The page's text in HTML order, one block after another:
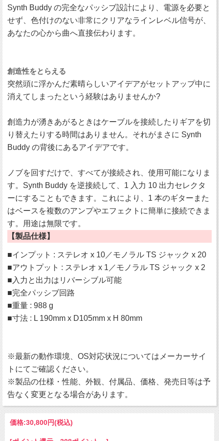
Synth Buddy の完全なパッシブ設計により、電源を必要と
せず、色付けのない非常にクリアなラインレベル信号が、
あなたの心から曲へ直接伝わります。
創造性をとらえる
突然頭に浮かんだ素晴らしいアイデアがセットアップ中に
消えてしまったという経験はありませんか?
創造力が湧きあがるときはケーブルを接続したりギアを切
り替えたりする時間はありません。それがまさに Synth
Buddy の背後にあるアイデアです。
ノブを回すだけで、すべてが接続され、使用可能になりま
す。Synth Buddy を逆接続して、1 入力 10 出力セレクタ
ーにすることもできます。これにより、1 本のギターまた
はベースを複数のアンプやエフェクトに簡単に接続できま
す。用途は無限です。
【製品仕様】
■インプット : ステレオ x 10／モノラル TS ジャック x 20
■アウトプット : ステレオ x 1／モノラル TS ジャック x 2
■入力と出力はリバーシブル可能
■完全パッシブ回路
■重量 : 988 g
■寸法 : L 190mm x D105mm x H 80mm
※最新の動作環境、OS対応状況についてはメーカーサイ
トにてご確認ください。
※製品の仕様・性能、外観、付属品、価格、発売日等は予
告なく変更となる場合があります。
価格:30,800円(税込)